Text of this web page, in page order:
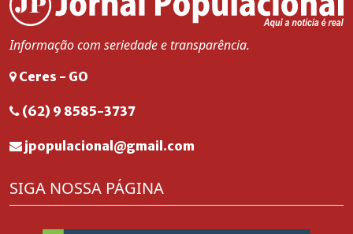
Informação com seriedade e transparência.
Ceres - GO
(62) 9 8585-3737
jpopulacional@gmail.com
SIGA NOSSA PÁGINA